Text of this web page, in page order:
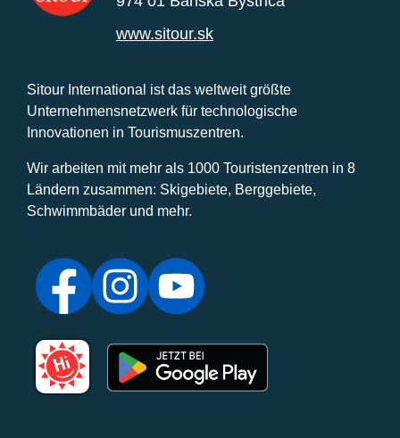
www.sitour.sk
Sitour International ist das weltweit größte
Unternehmensnetzwerk für technologische
Innovationen in Tourismuszentren.
Wir arbeiten mit mehr als 1000 Touristenzentren in 8
Ländern zusammen: Skigebiete, Berggebiete,
Schwimmbäder und mehr.